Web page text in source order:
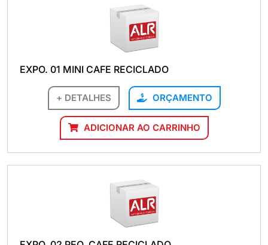
EXPO. 01 MINI CAFE RECICLADO
+ DETALHES ORÇAMENTO
ADICIONAR AO CARRINHO